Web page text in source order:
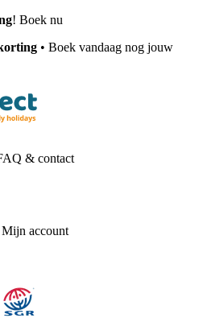
! Boek nu
• Boek vandaag nog jouw
& contact
Mijn account